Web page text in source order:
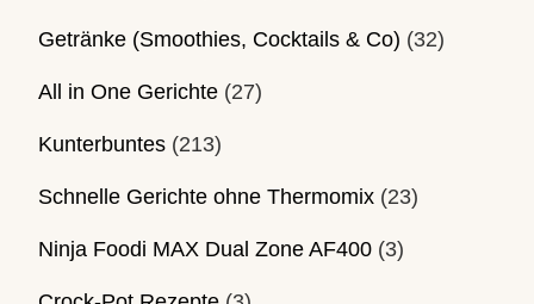
Getränke (Smoothies, Cocktails & Co) (32)
All in One Gerichte (27)
Kunterbuntes (213)
Schnelle Gerichte ohne Thermomix (23)
Ninja Foodi MAX Dual Zone AF400 (3)